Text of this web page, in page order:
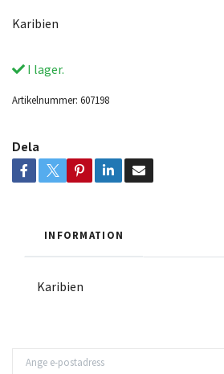
Karibien
I lager.
Artikelnummer: 607198
Dela
INFORMATION
Karibien